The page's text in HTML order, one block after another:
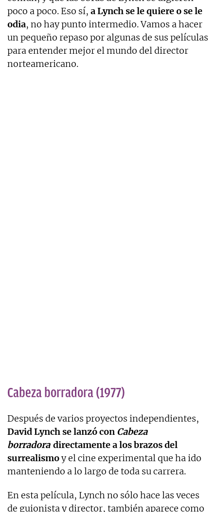
poco a poco. Eso sí, a Lynch se le quiere o se le
odia, no hay punto intermedio. Vamos a hacer
un pequeño repaso por algunas de sus películas
para entender mejor el mundo del director
norteamericano.
Cabeza borradora (1977)
Después de varios proyectos independientes,
David Lynch se lanzó con Cabeza
borradora directamente a los brazos del
surrealismoy el cine experimental que ha ido
manteniendo a lo largo de toda su carrera.
En esta película, Lynch no sólo hace las veces
de guionista y director, también aparece como